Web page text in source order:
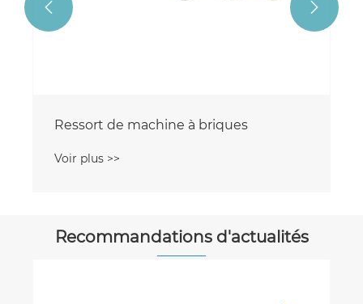
Ressort de machine à briques
Voir plus >>
 
Recommandations d'actualités